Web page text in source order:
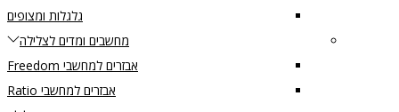
גלגלות ומצופים
מחשבים ומדים לצלילה
אבזרים למחשבי Freedom
אבזרים למחשבי Ratio